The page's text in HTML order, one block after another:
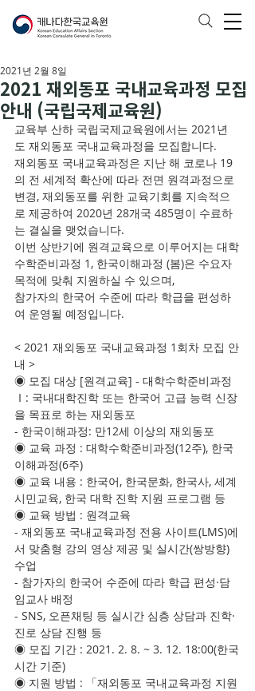
2021 재외동포 국내교육과정 모집
안내 (국립국제교육원)
2021년 2월 8일
교육부 산하 국립국제교육원에서는 2021년
도 재외동포 국내교육과정을 모집합니다.
재외동포 국내교육과정은 지난 해 코로나 19
의 전 세계적 확산에 따라 전면 원격과정으로
변경, 재외동포를 위한 교육기회를 지속적으
로 제공하여 2020년 28개국 485명이 수료하
는 결실을 맺었습니다.
이번 상반기에 원격교육으로 이루어지는 대학
수학준비과정 1, 한국이해과정 (봄)은 수요자
목적에 맞춰 지원하실 수 있으며,
참가자의 한국어 수준에 따라 학급을 편성하
여 운영될 예정입니다.
< 2021 재외동포 국내교육과정 1회차 모집 안
내 >
◉ 모집 대상 [원격교육] - 대학수학준비과정
Ⅰ: 국내대학진학 또는 한국어 고급 능력 신장
을 목표로 하는 재외동포
- 한국이해과정: 만12세 이상의 재외동포
◉ 교육 과정 : 대학수학준비과정(12주), 한국
이해과정(6주)
◉ 교육 내용 : 한국어, 한국문화, 한국사, 세계
시민교육, 한국 대학 진학 지원 프로그램 등
◉ 교육 방법 : 원격교육
- 재외동포 국내교육과정 전용 사이트(LMS)에
서 맞춤형 강의 영상 제공 및 실시간(쌍방향)
수업
- 참가자의 한국어 수준에 따라 학급 편성·담
임교사 배정
- SNS, 오픈채팅 등 실시간 심층 상담과 진학·
진로 상담 진행 등
◉ 모집 기간 : 2021. 2. 8. ~ 3. 12. 18:00(한국
시간 기준)
◉ 지원 방법 : 「재외동포 국내교육과정 지원